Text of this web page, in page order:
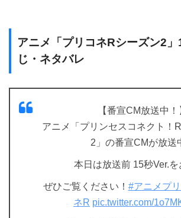
アニメ「プリコネRシーズン2
じ・ネタバレ
【番宣CM放送中！
アニメ「プリンセスコネクト！
2」の番宣CMが放送
本日は放送前 15秒Ver.を
ぜひご覧ください！ #アニメプ
ネR pic.twitter.com/